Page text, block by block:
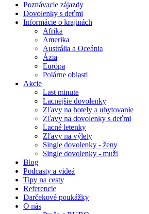
Poznávacie zájazdy
Dovolenky s deťmi
Informácie o krajinách
Afrika
Amerika
Austrália a Oceánia
Ázia
Európa
Polárne oblasti
Akcie
Last minute
Lacnejšie dovolenky
Zľavy na hotely a ubytovanie
Zľavy na dovolenky s deťmi
Lacné letenky
Zľavy na výlety
Single dovolenky - ženy
Single dovolenky - muži
Blog
Podcasty a videá
Tipy na cesty
Referencie
Darčekové poukážky
O nás